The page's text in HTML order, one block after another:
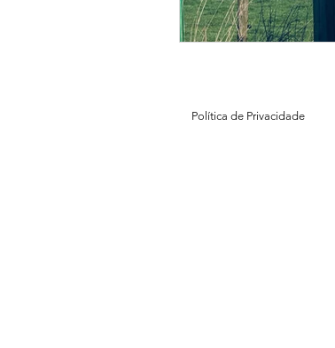
Política de Privacidade